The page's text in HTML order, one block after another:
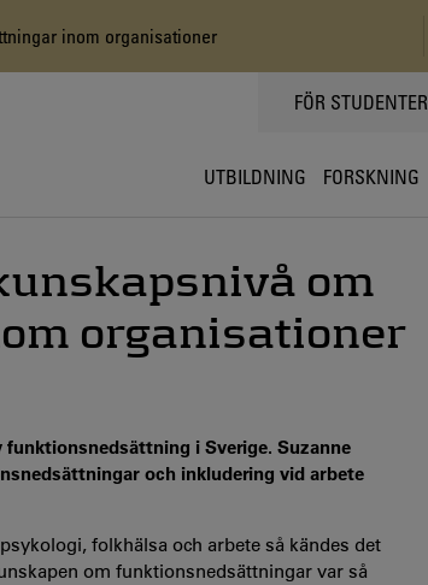
inom organisationer
TOPPMENY
FÖR STUDENTER
UTBILDNING FORSKNING
om
organisationer
i Sverige. Suzanne
och inkludering vid arbete
folkhälsa och arbete så kändes det
om funktionsnedsättningar var så